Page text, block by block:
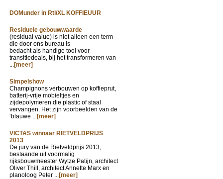
DOMunder in Rtl/XL KOFFIEUUR
Residuele gebouwwaarde
(residual value) is niet alleen een term
die door ons bureau is
bedacht als handige tool voor
transitiedeals, bij het transformeren van
...[meer]
Simpelshow
Champignons verbouwen op koffieprut,
batterij-vrije mobieltjes en
zijdepolymeren die plastic of staal
vervangen. Het zijn voorbeelden van de
‘blauwe ...[meer]
VICTAS winnaar RIETVELDPRIJS
2013
De jury van de Rietveldprijs 2013,
bestaande uit voormalig
rijksbouwmeester Wytze Patijn, architect
Oliver Thill, architect Annette Marx en
planoloog Peter ...[meer]